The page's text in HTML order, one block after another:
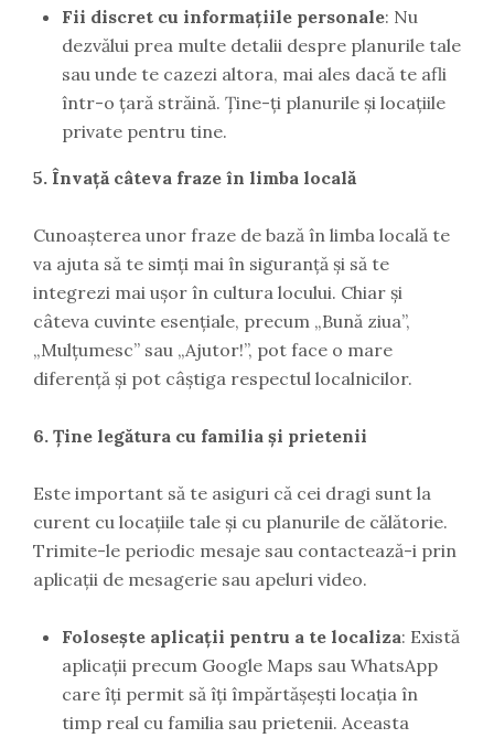
Fii discret cu informațiile personale: Nu
dezvălui prea multe detalii despre planurile tale
sau unde te cazezi altora, mai ales dacă te afli
într-o țară străină. Ține-ți planurile și locațiile
private pentru tine.
5. Învață câteva fraze în limba locală
Cunoașterea unor fraze de bază în limba locală te
va ajuta să te simți mai în siguranță și să te
integrezi mai ușor în cultura locului. Chiar și
câteva cuvinte esențiale, precum „Bună ziua”,
„Mulțumesc” sau „Ajutor!”, pot face o mare
diferență și pot câștiga respectul localnicilor.
6. Ține legătura cu familia și prietenii
Este important să te asiguri că cei dragi sunt la
curent cu locațiile tale și cu planurile de călătorie.
Trimite-le periodic mesaje sau contactează-i prin
aplicații de mesagerie sau apeluri video.
Folosește aplicații pentru a te localiza: Există
aplicații precum Google Maps sau WhatsApp
care îți permit să îți împărtășești locația în
timp real cu familia sau prietenii. Aceasta